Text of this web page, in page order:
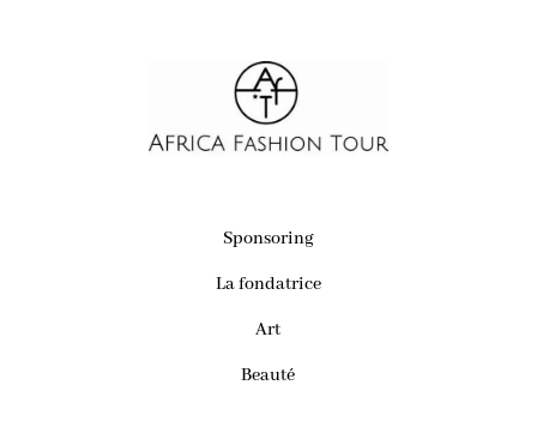
Sponsoring
La fondatrice
Art
Beauté